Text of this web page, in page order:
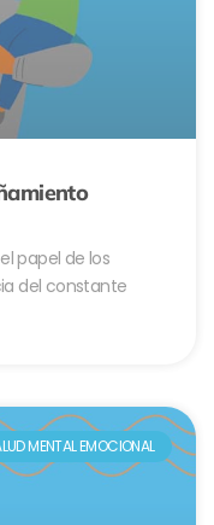
papel de los
del constante
MENTAL EMOCIONAL